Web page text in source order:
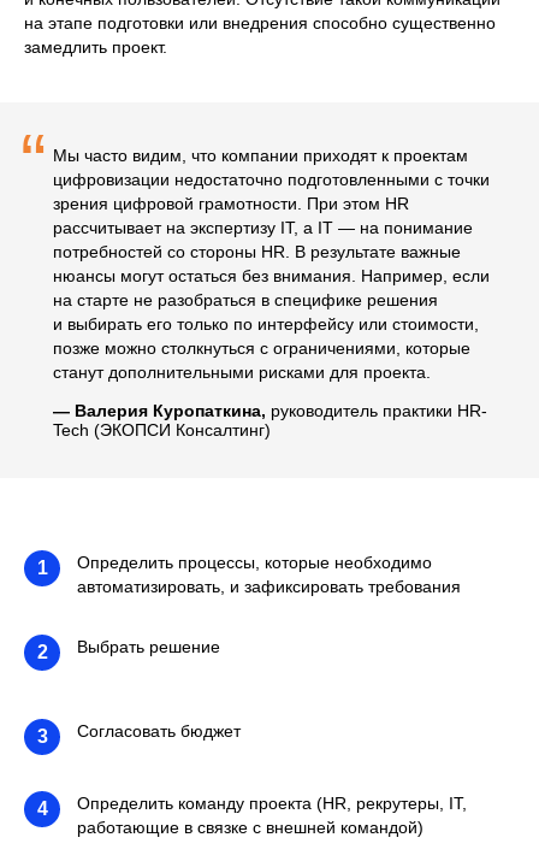
на этапе подготовки или внедрения способно существенно
замедлить проект.
“ Мы часто видим, что компании приходят к проектам
цифровизации недостаточно подготовленными с точки
зрения цифровой грамотности. При этом HR
рассчитывает на экспертизу IT, а IT — на понимание
потребностей со стороны HR. В результате важные
нюансы могут остаться без внимания. Например, если
на старте не разобраться в специфике решения
и выбирать его только по интерфейсу или стоимости,
позже можно столкнуться с ограничениями, которые
станут дополнительными рисками для проекта.
— Валерия Куропаткина, руководитель практики HR-
Tech (ЭКОПСИ Консалтинг)
1
Определить процессы, которые необходимо
автоматизировать, и зафиксировать требования
2 Выбрать решение
3 Согласовать бюджет
4
Определить команду проекта (HR, рекрутеры, IT,
работающие в связке с внешней командой)